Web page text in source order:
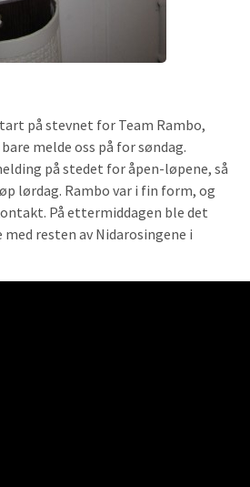
på stevnet for Team Rambo,
melde oss på for søndag.
på stedet for åpen-løpene, så
lørdag. Rambo var i fin form, og
På ettermiddagen ble det
resten av Nidarosingene i